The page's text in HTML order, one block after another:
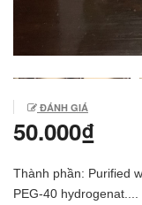
ĐÁNH GIÁ
50.000₫
Thành phần: Purified
PEG-40